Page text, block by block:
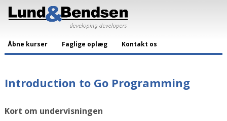
Åbne kurser Faglige oplæg Kontakt os
Introduction to Go Programming
Kort om undervisningen